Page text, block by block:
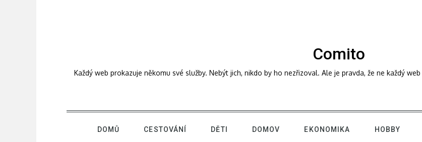
Comito
Každý web prokazuje někomu své služby. Nebýt jich, nikdo by ho nezřizoval. Ale je pravda, že ne každý
DOMŮ CESTOVÁNÍ DĚTI DOMOV EKONOMIKA HOBBY